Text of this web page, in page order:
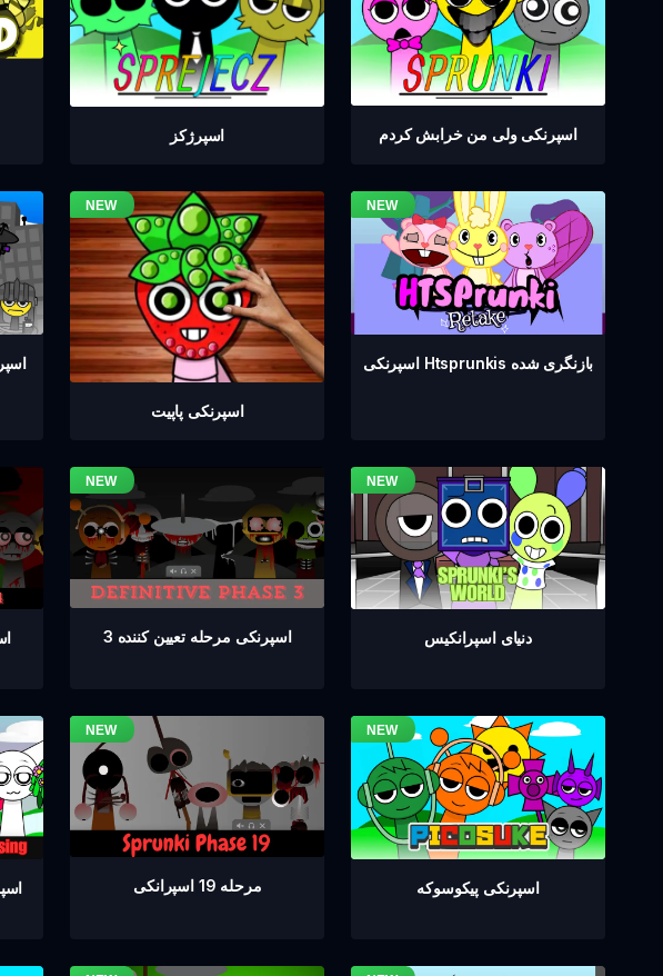
اسپرژکز اسپرنکی ولی من خرابش کردم
اسپرنکی پاپیت
اسپرنکی Htsprunkis بازنگری شده
اسپرنکی مرحله تعیین کننده 3 دنیای اسپرانکیس
مرحله 19 اسپرانکی اسپرنکی پیکوسوکه